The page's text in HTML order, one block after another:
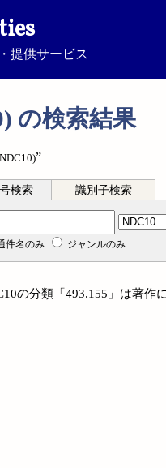
提供サービス
の検索結果
”
検索 識別子検索
件名のみ ジャンルのみ
の分類「493.155」は著作